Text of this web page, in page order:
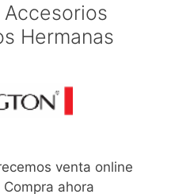
Hermanas
venta online
ahora